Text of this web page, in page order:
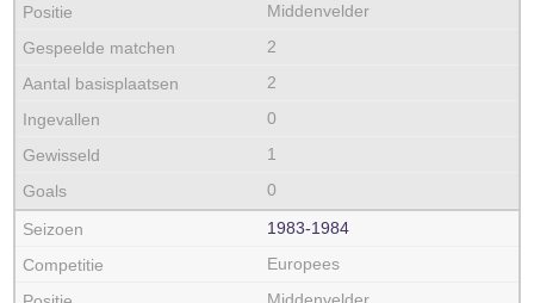
Middenvelder
2
2
0
1
0
1983‑1984
Europees